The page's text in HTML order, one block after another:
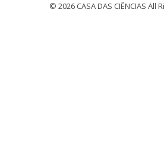
© 2026 CASA DAS CIÊNCIAS All